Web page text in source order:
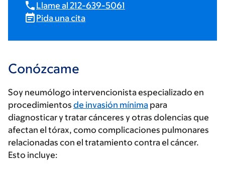
Llame al 212-639-5061
Pida una cita
Conózcame
Soy neumólogo intervencionista especializado en
procedimientos de invasión mínima para
diagnosticar y tratar cánceres y otras dolencias que
afectan el tórax, como complicaciones pulmonares
relacionadas con el tratamiento contra el cáncer.
Esto incluye: